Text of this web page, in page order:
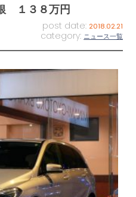
１３８万円
post date: 2018.02.21
category: ニュース一覧